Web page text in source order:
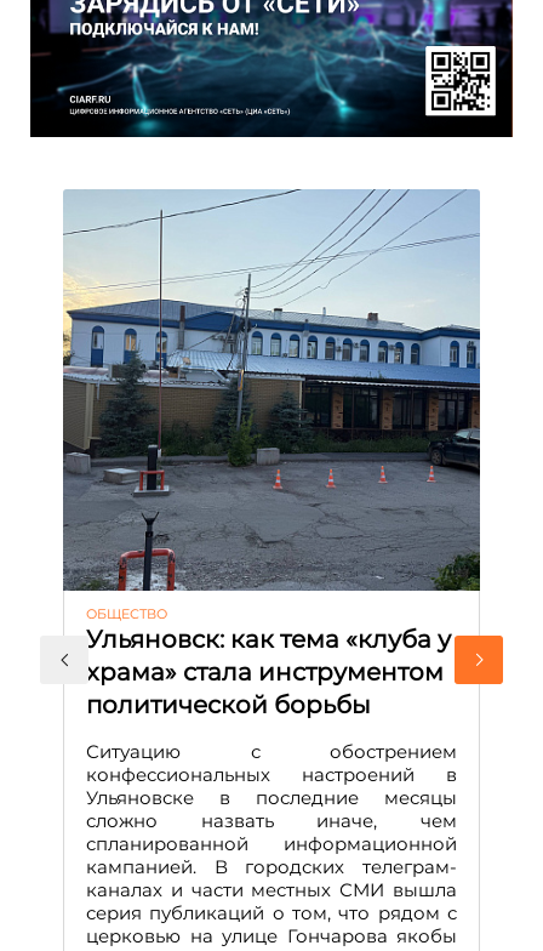
ОБЩЕСТВО
Ульяновск: как тема «клуба у
храма» стала инструментом
политической борьбы
Ситуацию с обострением
конфессиональных настроений в
Ульяновске в последние месяцы
сложно назвать иначе, чем
спланированной информационной
кампанией. В городских телеграм-
каналах и части местных СМИ вышла
серия публикаций о том, что рядом с
церковью на улице Гончарова якобы